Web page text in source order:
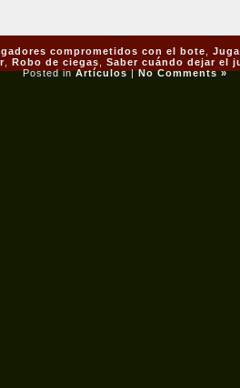
comprometidos con el bote
, Robo de ciegas
Saber cuándo dejar el
Posted inArtículos|No Comments »